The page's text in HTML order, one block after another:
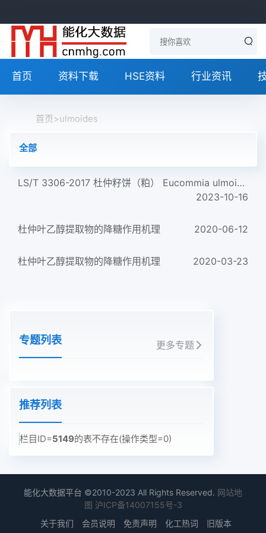
首页 资料下载 HSE资料 行业资讯
首页>ulmoides
全部
LS/T 3306-2017 杜仲籽饼（粕） Eucommia ulmoides Oliver cake and meal
2023-10-16
杜仲叶乙醇提取物的降糖作用机理 2020-06-12
杜仲叶乙醇提取物的降糖作用机理 2020-03-23
专题列表 更多专题
推荐列表
栏目ID=5149的表不存在(操作类型=0)
能化大数据平台 ©2010-2023 All Rights Reserved. 网站地
图 沪ICP备14007155号-3
关于我们
会员说明 免责声明 化工热词 旧版本